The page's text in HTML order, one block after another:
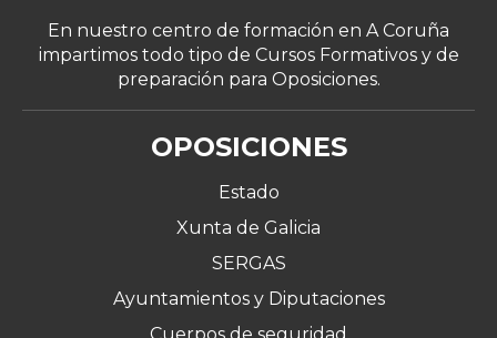
En nuestro centro de formación en A Coruña
impartimos todo tipo de Cursos Formativos y de
preparación para Oposiciones.
OPOSICIONES
Estado
Xunta de Galicia
SERGAS
Ayuntamientos y Diputaciones